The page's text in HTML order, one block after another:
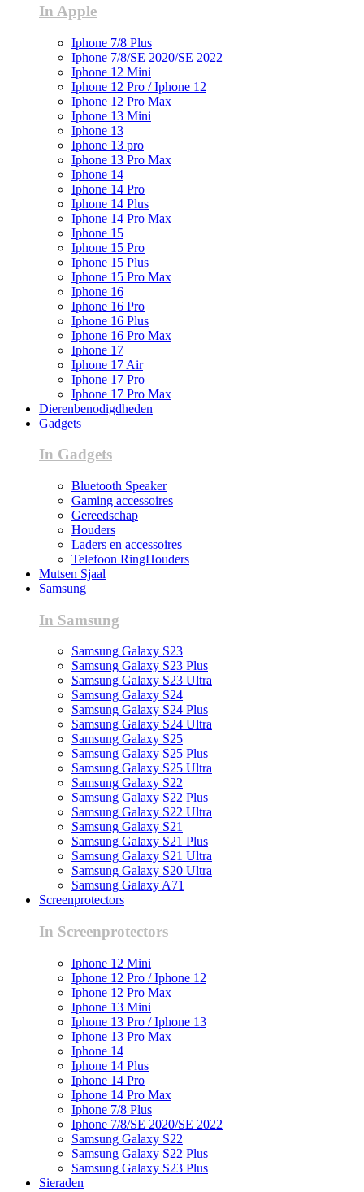
In Apple
Iphone 7/8 Plus
Iphone 7/8/SE 2020/SE 2022
Iphone 12 Mini
Iphone 12 Pro / Iphone 12
Iphone 12 Pro Max
Iphone 13 Mini
Iphone 13
Iphone 13 pro
Iphone 13 Pro Max
Iphone 14
Iphone 14 Pro
Iphone 14 Plus
Iphone 14 Pro Max
Iphone 15
Iphone 15 Pro
Iphone 15 Plus
Iphone 15 Pro Max
Iphone 16
Iphone 16 Pro
Iphone 16 Plus
Iphone 16 Pro Max
Iphone 17
Iphone 17 Air
Iphone 17 Pro
Iphone 17 Pro Max
Dierenbenodigdheden
Gadgets
In Gadgets
Bluetooth Speaker
Gaming accessoires
Gereedschap
Houders
Laders en accessoires
Telefoon RingHouders
Mutsen Sjaal
Samsung
In Samsung
Samsung Galaxy S23
Samsung Galaxy S23 Plus
Samsung Galaxy S23 Ultra
Samsung Galaxy S24
Samsung Galaxy S24 Plus
Samsung Galaxy S24 Ultra
Samsung Galaxy S25
Samsung Galaxy S25 Plus
Samsung Galaxy S25 Ultra
Samsung Galaxy S22
Samsung Galaxy S22 Plus
Samsung Galaxy S22 Ultra
Samsung Galaxy S21
Samsung Galaxy S21 Plus
Samsung Galaxy S21 Ultra
Samsung Galaxy S20 Ultra
Samsung Galaxy A71
Screenprotectors
In Screenprotectors
Iphone 12 Mini
Iphone 12 Pro / Iphone 12
Iphone 12 Pro Max
Iphone 13 Mini
Iphone 13 Pro / Iphone 13
Iphone 13 Pro Max
Iphone 14
Iphone 14 Plus
Iphone 14 Pro
Iphone 14 Pro Max
Iphone 7/8 Plus
Iphone 7/8/SE 2020/SE 2022
Samsung Galaxy S22
Samsung Galaxy S22 Plus
Samsung Galaxy S23 Plus
Sieraden